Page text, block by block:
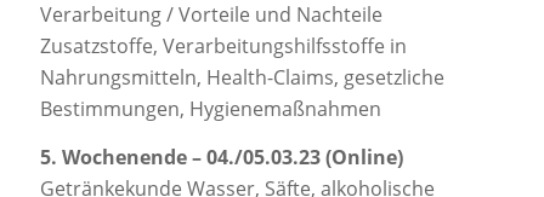
Verarbeitung / Vorteile und Nachteile
Zusatzstoffe, Verarbeitungshilfsstoffe in
Nahrungsmitteln, Health-Claims, gesetzliche
Bestimmungen, Hygienemaßnahmen
5. Wochenende – 04./05.03.23 (Online)
Getränkekunde Wasser, Säfte, alkoholische